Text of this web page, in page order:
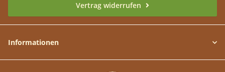
Vertrag widerrufen
Informationen